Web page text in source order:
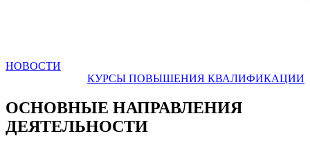
НОВОСТИ
КУРСЫ ПОВЫШЕНИЯ КВАЛИФИКАЦИИ
ОСНОВНЫЕ НАПРАВЛЕНИЯ
ДЕЯТЕЛЬНОСТИ